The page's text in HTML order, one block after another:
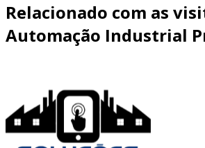
Relacionado com as
Automação Industrial